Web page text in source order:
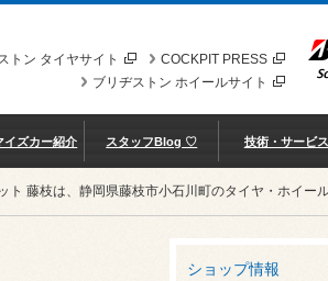
COCKPIT PRESS
トン タイヤサイト
ブリヂストン ホイールサイト
イズカー紹介 スタッフBlog ♡ 技術・サービス
ト 藤枝は、静岡県藤枝市小石川町のタイヤ・ホイー
ショップ情報